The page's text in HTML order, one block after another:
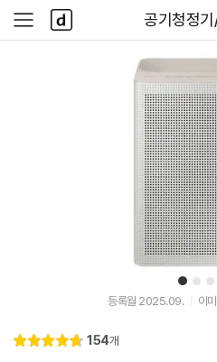
다나와
공기청정기
사
이
다
나
와
1 2 3
등록월 2025.09. 이
별
4.
리
154개